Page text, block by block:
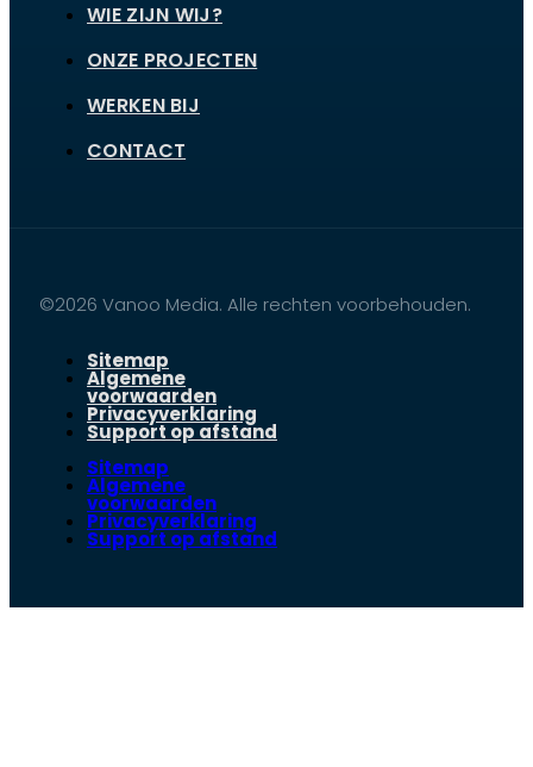
WIE ZIJN WIJ?
ONZE PROJECTEN
WERKEN BIJ
CONTACT
©2026 Vanoo Media. Alle rechten voorbehouden.
Sitemap
Algemene
voorwaarden
Privacyverklaring
Support op afstand
Sitemap
Algemene
voorwaarden
Privacyverklaring
Support op afstand